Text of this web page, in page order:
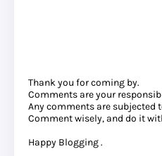
Thank you for coming by.
Comments are your
Any comments are subjected
Comment wisely, and do it
Happy Blogging .